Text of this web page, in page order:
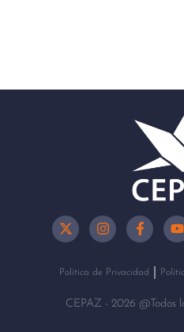
Política de Privacidad
CEPAZ - 2026 @Todos